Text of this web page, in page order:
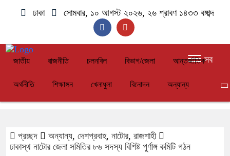
ঢাকা সোমবার, ১০ আগস্ট ২০২৬, ২৬ শ্রাবণ ১৪৩৩ বঙ্গাব্দ
জাতীয় রাজনীতি চলনবিল বিভাগ/জেলা আন্তর্জাতিক
অর্থনীতি শিক্ষাঙ্গন খেলাধুলা বিনোদন অন্যান্য
সব
প্রচ্ছদ অন্যান্য, দেশপ্রবাহ, নাটোর, রাজশাহী
ঢাকাস্থ নাটোর জেলা সমিতির ৮৬ সদস্য বিশিষ্ট পুর্ণাঙ্গ কমিটি গঠন